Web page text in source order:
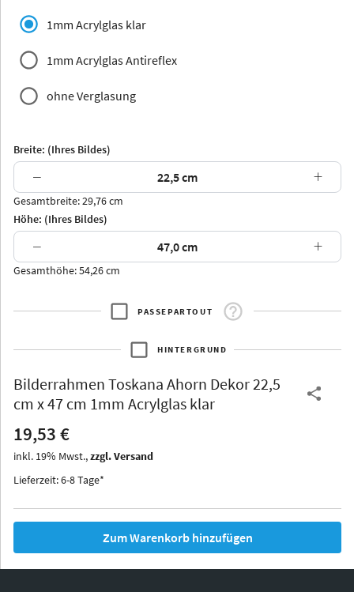
Jersey Dauphine
Arran Luzern
Thurgau
Iowa
1mm Acrylglas klar
1mm Acrylglas Antireflex
ohne Verglasung
Breite: (Ihres Bildes)
− +
Gesamtbreite: 29,76 cm
Höhe: (Ihres Bildes)
− +
Gesamthöhe: 54,26 cm
PASSEPARTOUT
HINTERGRUND
Bilderrahmen Toskana Ahorn Dekor 22,5
cm x 47 cm 1mm Acrylglas klar
19,53 €
inkl. 19% Mwst.,zzgl. Versand
Lieferzeit: 6-8 Tage*
Zum Warenkorb hinzufügen